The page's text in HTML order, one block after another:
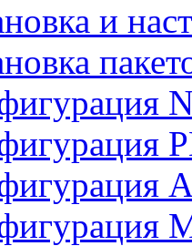
и